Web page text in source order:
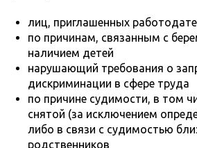
лиц, приглашенных
по причинам, связанным с
наличием детей
нарушающий требования о
дискриминации в сфере труда
по причине судимости, в том
снятой (за исключением
либо в связи с судимостью
родственников